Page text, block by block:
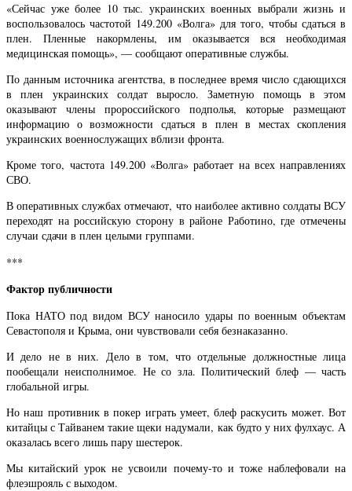
«Сейчас уже более 10 тыс. украинских военных выбрали жизнь и
воспользовалось частотой 149.200 «Волга» для того, чтобы сдаться в
плен. Пленные накормлены, им оказывается вся необходимая
медицинская помощь», — сообщают оперативные службы.
По данным источника агентства, в последнее время число сдающихся
в плен украинских солдат выросло. Заметную помощь в этом
оказывают члены пророссийского подполья, которые размещают
информацию о возможности сдаться в плен в местах скопления
украинских военнослужащих вблизи фронта.
Кроме того, частота 149.200 «Волга» работает на всех направлениях
СВО.
В оперативных службах отмечают, что наиболее активно солдаты ВСУ
переходят на российскую сторону в районе Работино, где отмечены
случаи сдачи в плен целыми группами.
***
Фактор публичности
Пока НАТО под видом ВСУ наносило удары по военным объектам
Севастополя и Крыма, они чувствовали себя безнаказанно.
И дело не в них. Дело в том, что отдельные должностные лица
пообещали неисполнимое. Не со зла. Политический блеф — часть
глобальной игры.
Но наш противник в покер играть умеет, блеф раскусить может. Вот
китайцы с Тайванем такие щеки надумали, как будто у них фулхаус. А
оказалась всего лишь пару шестерок.
Мы китайский урок не усвоили почему-то и тоже наблефовали на
флеэшрояль с выходом.